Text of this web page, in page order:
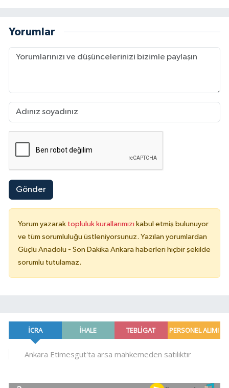
Yorumlar
Gönder
Yorum yazarak topluluk kurallarımızı kabul etmiş bulunuyor
ve tüm sorumluluğu üstleniyorsunuz. Yazılan yorumlardan
Güçlü Anadolu - Son Dakika Ankara haberleri hiçbir şekilde
sorumlu tutulamaz.